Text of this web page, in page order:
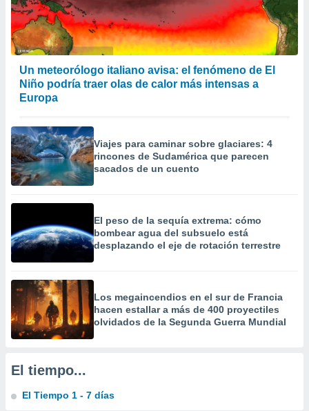
e
mediante
publicidad
publicidad
1199
Un meteorólogo italiano avisa: el fenómeno de El
Niño podría traer olas de calor más intensas a
Europa
Viajes para caminar sobre glaciares: 4
rincones de Sudamérica que parecen
sacados de un cuento
El peso de la sequía extrema: cómo
bombear agua del subsuelo está
desplazando el eje de rotación terrestre
Los megaincendios en el sur de Francia
hacen estallar a más de 400 proyectiles
olvidados de la Segunda Guerra Mundial
El tiempo...
El Tiempo 1 - 7 días